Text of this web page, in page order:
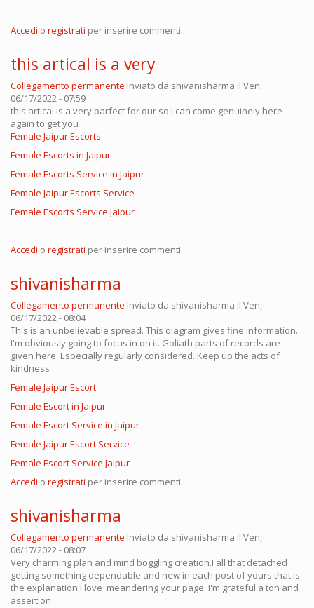
Accedi o registrati per inserire commenti.
this artical is a very
Collegamento permanente Inviato da shivanisharma il Ven,
06/17/2022 - 07:59
this artical is a very parfect for our so I can come genuinely here
again to get you
Female Jaipur Escorts
Female Escorts in Jaipur
Female Escorts Service in Jaipur
Female Jaipur Escorts Service
Female Escorts Service Jaipur
Accedi o registrati per inserire commenti.
shivanisharma
Collegamento permanente Inviato da shivanisharma il Ven,
06/17/2022 - 08:04
This is an unbelievable spread. This diagram gives fine information.
I'm obviously going to focus in on it. Goliath parts of records are
given here. Especially regularly considered. Keep up the acts of
kindness
Female Jaipur Escort
Female Escort in Jaipur
Female Escort Service in Jaipur
Female Jaipur Escort Service
Female Escort Service Jaipur
Accedi o registrati per inserire commenti.
shivanisharma
Collegamento permanente Inviato da shivanisharma il Ven,
06/17/2022 - 08:07
Very charming plan and mind boggling creation.I all that detached
getting something dependable and new in each post of yours that is
the explanation I love meandering your page. I'm grateful a ton and
assertion